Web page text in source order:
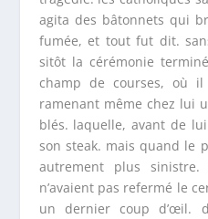
agita des bâtonnets qui
fumée, et tout fut dit.
sitôt la cérémonie
champ de courses, où
ramenant même chez lui
blés. laquelle, avant de
son steak. mais quand le
autrement plus sinistre.
n’avaient pas refermé le
un dernier coup d’œil.